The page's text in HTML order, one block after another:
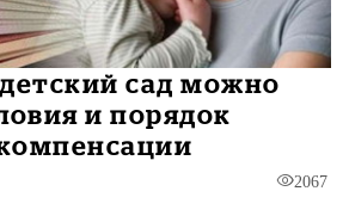
сад можно
и порядок
2067